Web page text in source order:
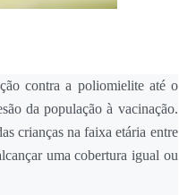
contra a poliomielite até o
da população à vacinação.
crianças na faixa etária entre
uma cobertura igual ou